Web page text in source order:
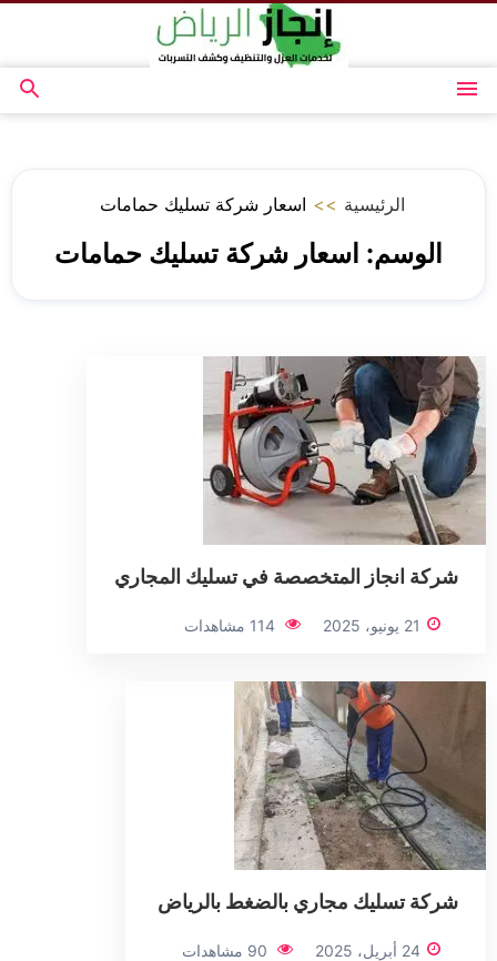
المحتوى
القائمة
بحث
الرئيسية >> اسعار شركة تسليك حمامات
الوسم: اسعار شركة تسليك حمامات
شركة انجاز المتخصصة في تسليك المجاري
21 يونيو، 2025 114 مشاهدات
شركة تسليك مجاري بالضغط بالرياض
24 أبريل، 2025 90 مشاهدات